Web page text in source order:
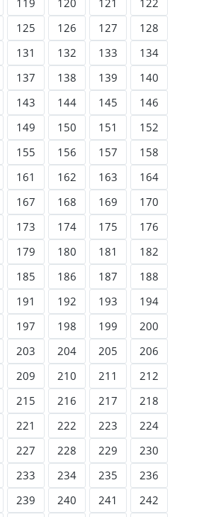
119 120 121
122
125 126 127
128
131 132 133
134
137 138 139
140
143 144 145
146
149 150 151
152
155 156 157
158
161 162 163
164
167 168 169
170
173 174 175
176
179 180 181
182
185 186 187
188
191 192 193
194
197 198 199
200
203 204 205
206
209 210 211
212
215 216 217
218
221 222 223
224
227 228 229
230
233 234 235
236
239 240 241
242